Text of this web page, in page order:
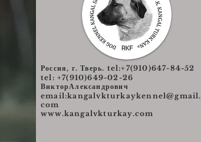
Россия, г. Тверь. tel:+7(910)647-84-52
tel: +7(910)649-02-26
ВикторАлександрович
email:kangalvkturkaykennel@gmail.
com
www.kangalvkturkay.com